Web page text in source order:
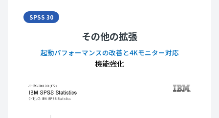
SPSS 30
その他の拡張
起動パフォーマンスの改善と4Kモニター対応
機能強化